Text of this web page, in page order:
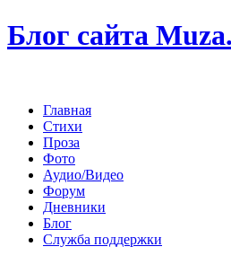
Блог сайта
Главная
Стихи
Проза
Фото
Аудио/Видео
Форум
Дневники
Блог
Служба поддержки